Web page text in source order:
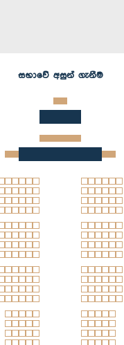
සභාවේ අසුන් ගැනීම